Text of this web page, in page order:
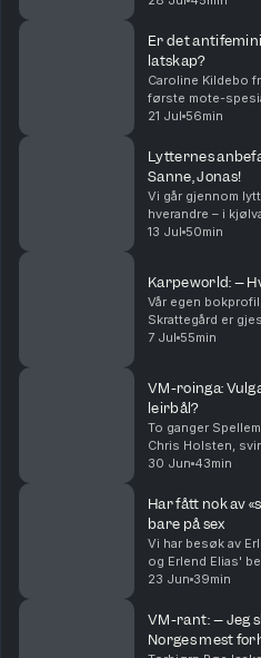
Er det
latskap?
Caroline Kildebo
første mote-
noe stilig og
21 Jul 56min
Lytternes
Sanne, Jonas!
Vi går gjennom
hverandre – i
Vinnere avsløres
13 Jul 50min
Karpeworld: –
Vår egen
Skrattegård er
Hvordan var det
7 Jul 55min
VM-roinga:
leirbål?
To ganger
Chris Holsten,
fremsnakke roing
30 Jun 43min
Har fått nok av
bare på sex
Vi har besøk av
og Erlend Elias'
norske
23 Jun 39min
VM-rant: – Jeg
Norges mest